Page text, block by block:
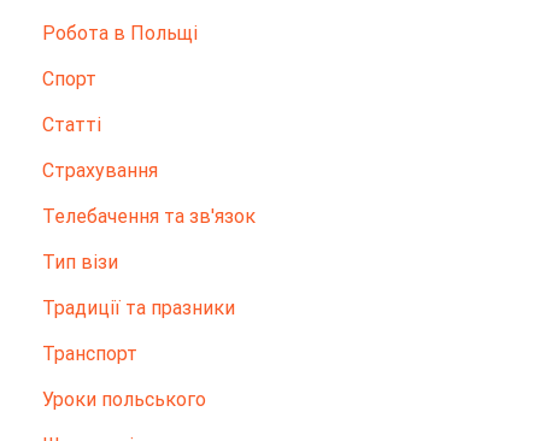
Робота в Польщі
Спорт
Статті
Страхування
Телебачення та зв'язок
Тип візи
Традиції та празники
Транспорт
Уроки польського